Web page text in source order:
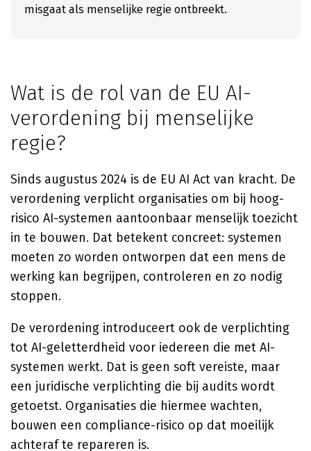
misgaat als menselijke regie ontbreekt.
Wat is de rol van de EU AI-
verordening bij menselijke
regie?
Sinds augustus 2024 is de EU AI Act van kracht. De
verordening verplicht organisaties om bij hoog-
risico AI-systemen aantoonbaar menselijk toezicht
in te bouwen. Dat betekent concreet: systemen
moeten zo worden ontworpen dat een mens de
werking kan begrijpen, controleren en zo nodig
stoppen.
De verordening introduceert ook de verplichting
tot AI-geletterdheid voor iedereen die met AI-
systemen werkt. Dat is geen soft vereiste, maar
een juridische verplichting die bij audits wordt
getoetst. Organisaties die hiermee wachten,
bouwen een compliance-risico op dat moeilijk
achteraf te repareren is.